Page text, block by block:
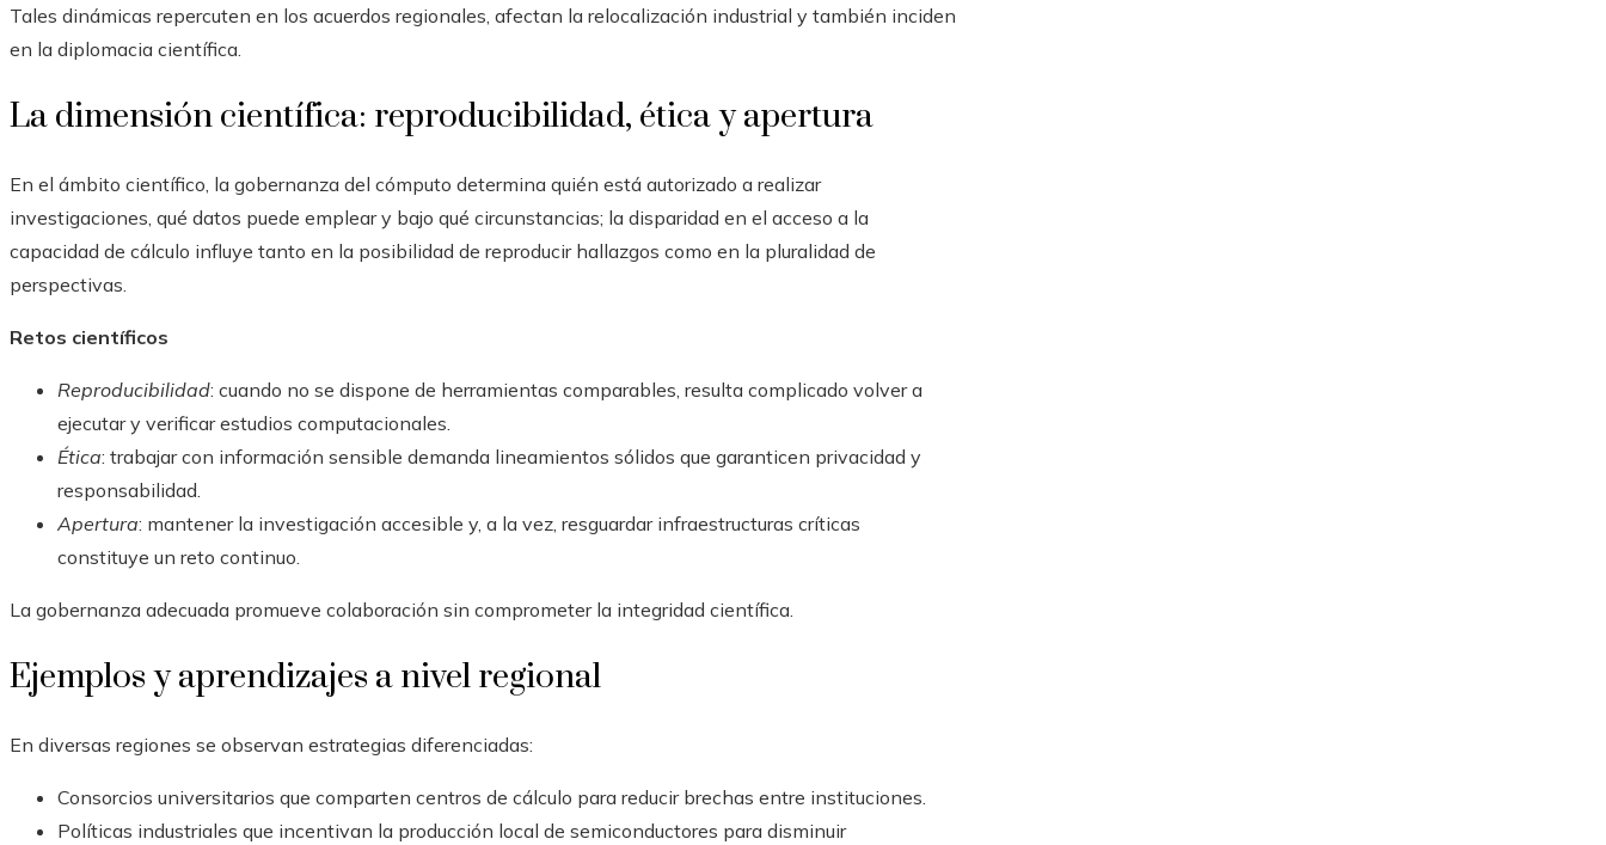
Tales dinámicas repercuten en los acuerdos regionales, afectan la relocalización industrial y también inciden
en la diplomacia científica.
La dimensión científica: reproducibilidad, ética y apertura
En el ámbito científico, la gobernanza del cómputo determina quién está autorizado a realizar
investigaciones, qué datos puede emplear y bajo qué circunstancias; la disparidad en el acceso a la
capacidad de cálculo influye tanto en la posibilidad de reproducir hallazgos como en la pluralidad de
perspectivas.
Retos científicos
Reproducibilidad: cuando no se dispone de herramientas comparables, resulta complicado volver a
ejecutar y verificar estudios computacionales.
Ética: trabajar con información sensible demanda lineamientos sólidos que garanticen privacidad y
responsabilidad.
Apertura: mantener la investigación accesible y, a la vez, resguardar infraestructuras críticas
constituye un reto continuo.
La gobernanza adecuada promueve colaboración sin comprometer la integridad científica.
Ejemplos y aprendizajes a nivel regional
En diversas regiones se observan estrategias diferenciadas:
Consorcios universitarios que comparten centros de cálculo para reducir brechas entre instituciones.
Políticas industriales que incentivan la producción local de semiconductores para disminuir